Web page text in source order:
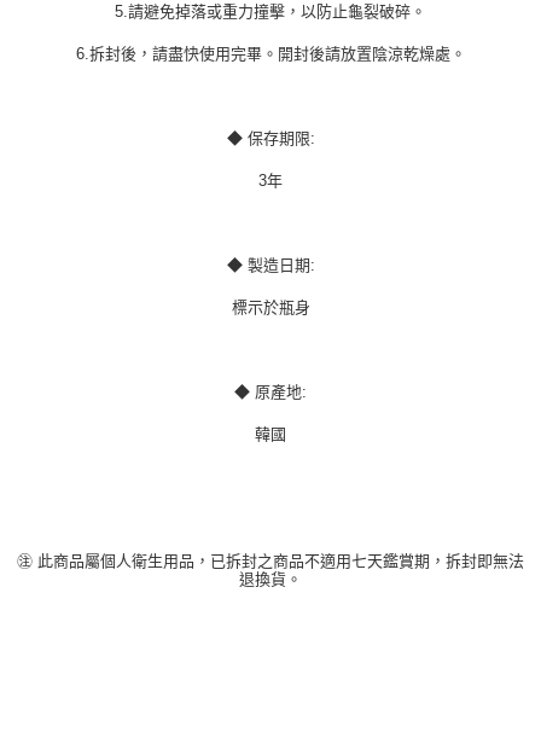
5.請避免掉落或重力撞擊，以防止龜裂破碎。
6.拆封後，請盡快使用完畢。開封後請放置陰涼乾燥處。
◆ 保存期限:
3年
◆ 製造日期:
標示於瓶身
◆ 原產地:
韓國
㊟ 此商品屬個人衛生用品，已拆封之商品不適用七天鑑賞期，拆封即無法
退換貨。